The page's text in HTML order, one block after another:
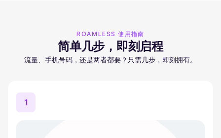
ROAMLESS 使用指南
简单几步，即刻启程
流量、手机号码，还是两者都要？只需几步，即刻拥有。
1